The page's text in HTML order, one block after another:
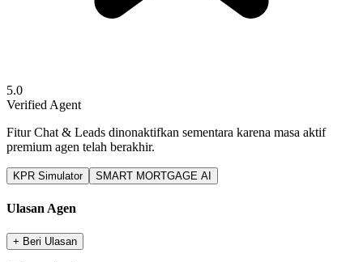
5.0
Verified Agent
Fitur Chat & Leads dinonaktifkan sementara karena masa aktif
premium agen telah berakhir.
KPR Simulator SMART MORTGAGE AI
Ulasan Agen
+ Beri Ulasan